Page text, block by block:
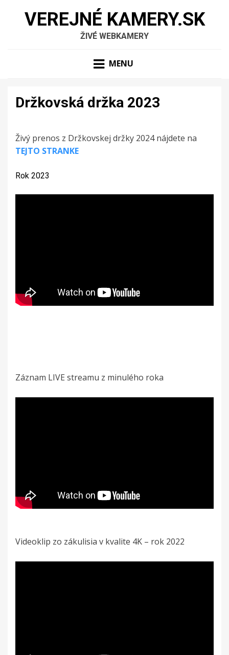
VEREJNÉ KAMERY.SK
ŽIVÉ WEBKAMERY
MENU
Držkovská držka 2023
Živý prenos z Držkovskej držky 2024 nájdete na
TEJTO STRANKE
Rok 2023
Záznam LIVE streamu z minulého roka
Videoklip zo zákulisia v kvalite 4K – rok 2022